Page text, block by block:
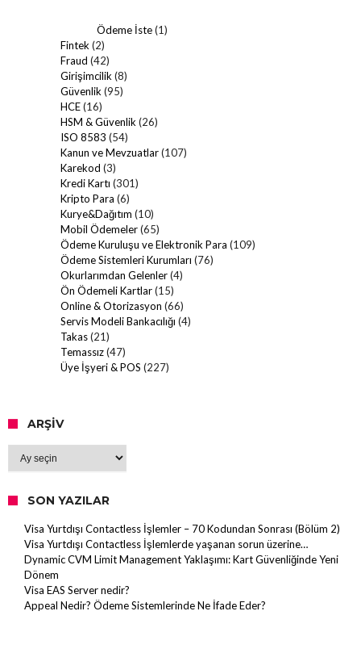
Ödeme İste(1)
Fintek(2)
Fraud (42)
Girişimcilik(8)
Güvenlik(95)
HCE(16)
HSM & Güvenlik(26)
ISO 8583 (54)
Kanun ve Mevzuatlar(107)
Karekod (3)
Kredi Kartı (301)
Kripto Para (6)
Kurye&Dağıtım (10)
Mobil Ödemeler(65)
Ödeme Kuruluşu ve Elektronik Para (109)
Ödeme Sistemleri Kurumları (76)
Okurlarımdan Gelenler(4)
Ön Ödemeli Kartlar(15)
Online & Otorizasyon (66)
Servis Modeli Bankacılığı (4)
Takas(21)
Temassız(47)
Üye İşyeri & POS (227)
ARŞIV
Arşiv
SON YAZILAR
Visa Yurtdışı Contactless İşlemler – 70 Kodundan Sonrası (Bölüm 2)
Visa Yurtdışı Contactless İşlemlerde yaşanan sorun üzerine…
Dynamic CVM Limit Management Yaklaşımı: Kart Güvenliğinde Yeni
Dönem
Visa EAS Server nedir?
Appeal Nedir? Ödeme Sistemlerinde Ne İfade Eder?